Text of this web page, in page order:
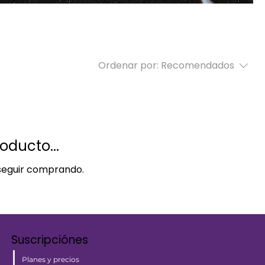
Ordenar por: Recomendados
comprando.
Planes y precios
Suscripciónes